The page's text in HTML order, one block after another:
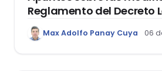
Reglamento del Decreto
1400, que aprueba el
Garantía Mobiliaria
Max Adolfo Panay Cuya 06